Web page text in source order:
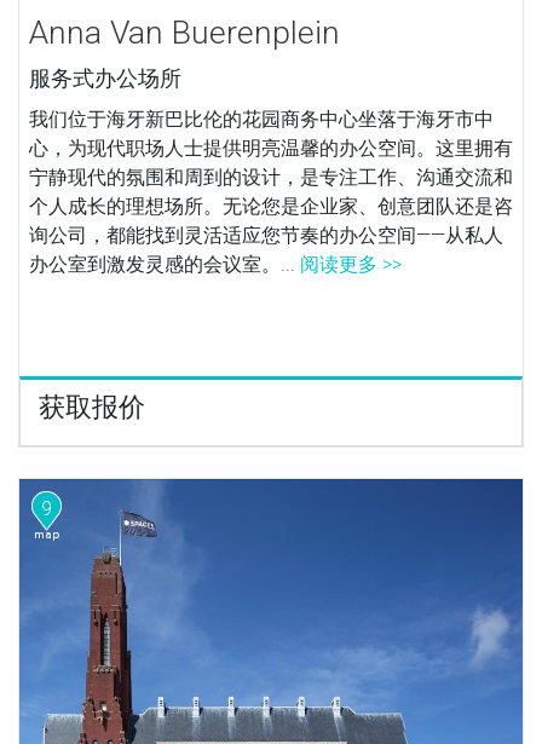
Anna Van Buerenplein
服务式办公场所
我们位于海牙新巴比伦的花园商务中心坐落于海牙市中
心，为现代职场人士提供明亮温馨的办公空间。这里拥有
宁静现代的氛围和周到的设计，是专注工作、沟通交流和
个人成长的理想场所。无论您是企业家、创意团队还是咨
询公司，都能找到灵活适应您节奏的办公空间——从私人
办公室到激发灵感的会议室。... 阅读更多 >>
获取报价
9